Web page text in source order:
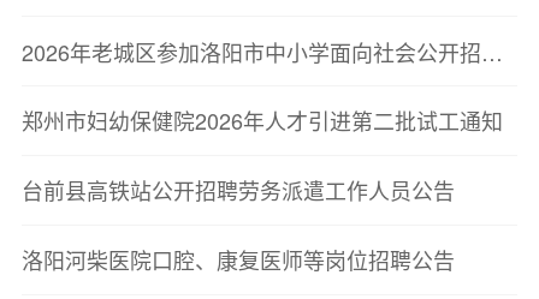
2026年老城区参加洛阳市中小学面向社会公开招聘教师联考面试资格确认结果及面试有关事宜的公告
郑州市妇幼保健院2026年人才引进第二批试工通知
台前县高铁站公开招聘劳务派遣工作人员公告
洛阳河柴医院口腔、康复医师等岗位招聘公告